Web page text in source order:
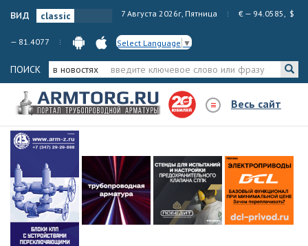
вид 7 Августа 2026г, Пятница € — 94.0585, $
— 81.4077 Select Language ▼
ПОИСК в новостях
Весь сайт